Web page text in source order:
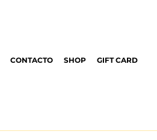
CONTACTO SHOP GIFT CARD